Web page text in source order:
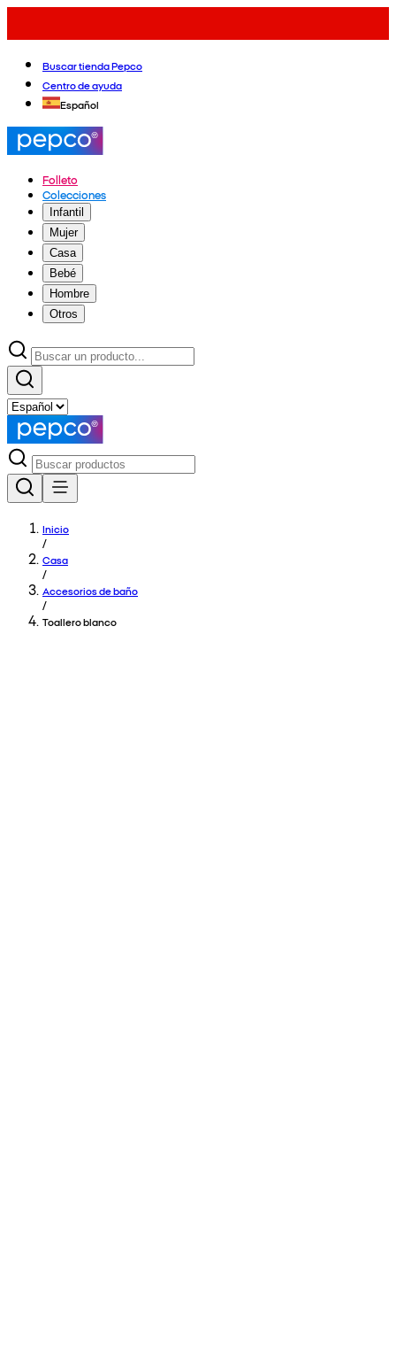
Buscar tienda Pepco
Centro de ayuda
Español
Folleto
Colecciones
Infantil
Mujer
Casa
Bebé
Hombre
Otros
Inicio
/
Casa
/
Accesorios de baño
/
Toallero blanco